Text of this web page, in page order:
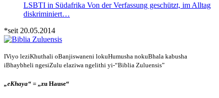
LSBTI in Südafrika Von der Verfassung geschützt, im Alltag
diskriminiert…
*seit 20.05.2014
IViyo leziKhuthali oBanjiswaneni lokuHumusha nokuBhala kabusha
iBhaybheli ngesiZulu elaziwa ngelithi yi-“Biblia Zuluensis”
„eKhaya“ = „zu Hause“